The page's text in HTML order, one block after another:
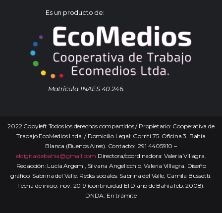
Es un producto de:
Matrícula INAES 40.246.
2022 Copyleft Todos los derechos compartidos / Propietario: Cooperativa de
Trabajo EcoMedios Ltda. / Domicilio Legal: Gorriti 75. Oficina 3. Bahía
Blanca (Buenos Aires). Contacto: 291 4405910 –
eldigitaldebahia@gmail.com Directora/coordinadora: Valeria Villagra.
Redacción: Lucía Argemi, Silvana Angelicchio, Valeria Villagra. Diseño
gráfico: Sabrina del Valle. Redes sociales: Sabrina del Valle, Camila Bussetti.
Fecha de inicio: nov. 2019 (continuidad El Diario de Bahía feb. 2008).
DNDA: En trámite